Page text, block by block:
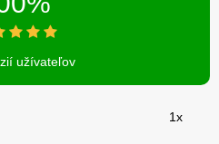
užívateľov
1x